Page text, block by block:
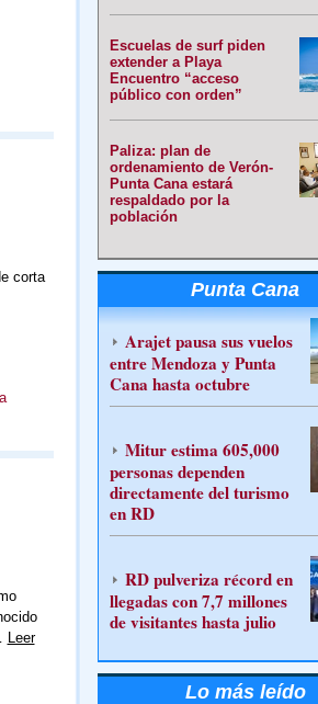
corta
Leer
Escuelas de surf piden
extender a Playa
Encuentro “acceso
público con orden”
Paliza: plan de
ordenamiento de Verón-
Punta Cana estará
respaldado por la
población
Punta Cana
Arajet pausa sus vuelos
entre Mendoza y Punta
Cana hasta octubre
Mitur estima 605,000
personas dependen
directamente del turismo
en RD
RD pulveriza récord en
llegadas con 7,7 millones
de visitantes hasta julio
Lo más leído